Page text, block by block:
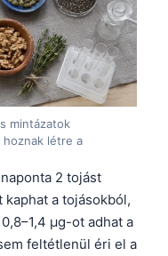
mintázatok
hoznak létre a
2 tojást
kaphat a tojásokból,
µg-ot adhat a
feltétlenül éri el a